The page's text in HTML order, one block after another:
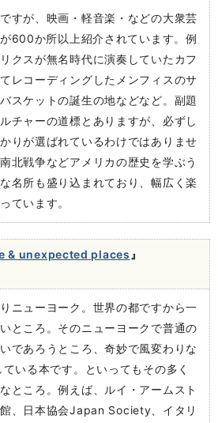
すが、映画・軽音楽・などの大衆芸
600か所以上紹介されています。例
クスが無名時代に演奏していたカフ
レコーディングしたメンフィスのサ
スケットの誕生の地などなど。副題
チャーの道標とありますが、必ずし
りが選ばれているわけではありませ
北戦争などアメリカの歴史を学ぶう
名所も盛り込まれており、幅広く楽
ています。
& unexpected places 』
ニューヨーク。世界の都ですから一
ところ。そのニューヨークで普通の
であろうところ、奇妙で風変わりな
いる本です。といってもその多く
ところ。例えば、ルイ・アームスト
、日本協会Japan Society、イタリ